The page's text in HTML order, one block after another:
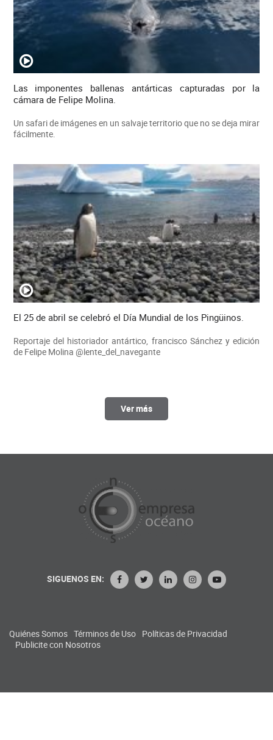
Las imponentes ballenas antárticas capturadas por la
cámara de Felipe Molina.
Un safari de imágenes en un salvaje territorio que no se deja mirar
fácilmente.
El 25 de abril se celebró el Día Mundial de los Pingüinos.
Reportaje del historiador antártico, francisco Sánchez y edición
de Felipe Molina @lente_del_navegante
Ver más
SIGUENOS EN:
Quiénes Somos Términos de Uso Políticas de Privacidad
Publicite con Nosotros